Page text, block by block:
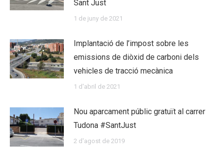
Sant Just
1 de juny de 2021
Implantació de l’impost sobre les
emissions de diòxid de carboni dels
vehicles de tracció mecànica
1 d'abril de 2021
Nou aparcament públic gratuït al carrer
Tudona #SantJust
2 d'agost de 2019